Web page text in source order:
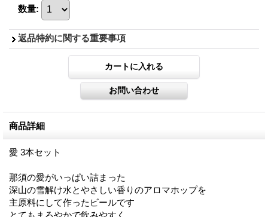
数量:
返品特約に関する重要事項
商品詳細
愛 3本セット
那須の愛がいっぱい詰まった
深山の雪解け水とやさしい香りのアロマホップを
主原料にして作ったビールです
とてもまろやかで飲みやすく